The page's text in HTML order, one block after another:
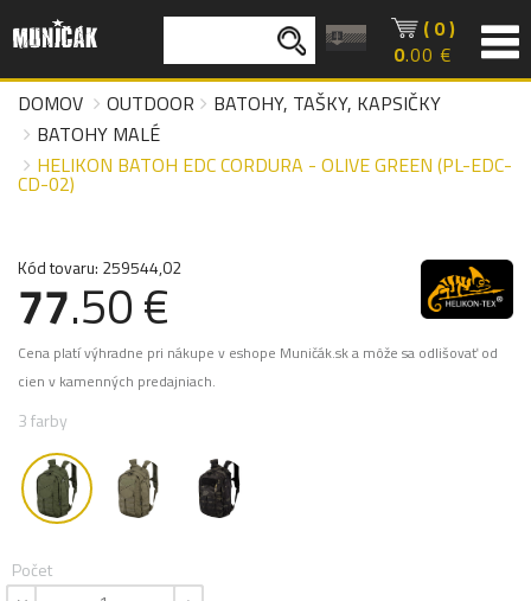
( 0 )
0.00 €
DOMOV
OUTDOOR
BATOHY, TAŠKY, KAPSIČKY
BATOHY MALÉ
HELIKON BATOH EDC CORDURA - OLIVE GREEN (PL-EDC-
CD-02)
Kód tovaru: 259544,02
77.50 €
Cena platí výhradne pri nákupe v eshope Muničák.sk a môže sa odlišovať od
cien v kamenných predajniach.
3 farby
Počet